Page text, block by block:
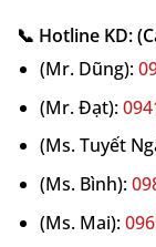
Hạn chế
Ngay từ
thể cảm
rõ ràng và
dòng lõi
📞 Hotline KD:
(Mr. Dũng):
(Mr. Đạt):
(Ms. Tuyết
(Ms. Bình):
(Ms. Mai):